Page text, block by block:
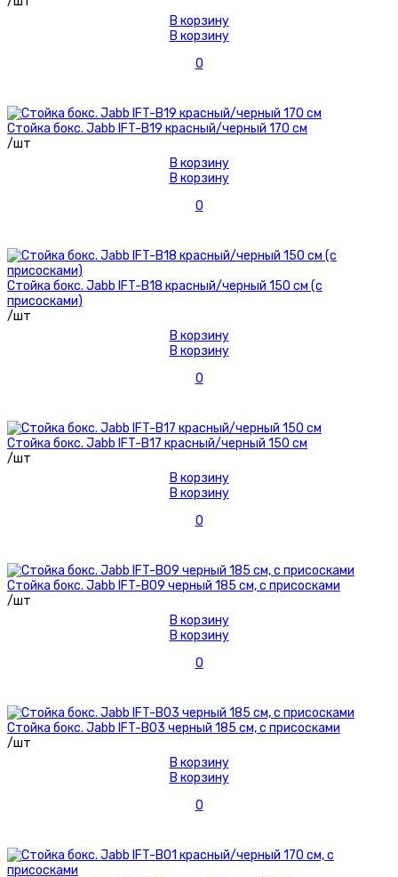
В корзину
В корзину
0
Стойка бокс. Jabb IFT-B19 красный/черный 170 см
/шт
В корзину
В корзину
0
Стойка бокс. Jabb IFT-B18 красный/черный 150 см (с
присосками)
/шт
В корзину
В корзину
0
Стойка бокс. Jabb IFT-B17 красный/черный 150 см
/шт
В корзину
В корзину
0
Стойка бокс. Jabb IFT-B09 черный 185 см, с присосками
/шт
В корзину
В корзину
0
Стойка бокс. Jabb IFT-B03 черный 185 см, с присосками
/шт
В корзину
В корзину
0